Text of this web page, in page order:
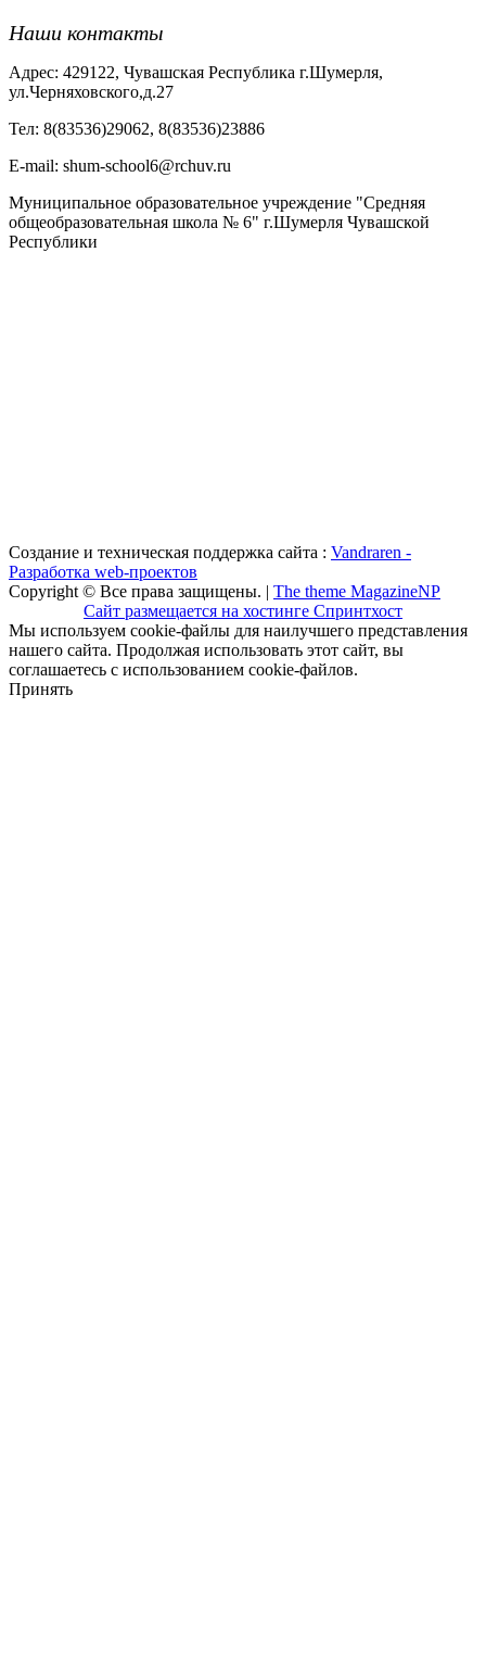
Наши контакты
Адрес: 429122, Чувашская Республика г.Шумерля,
ул.Черняховского,д.27
Тел: 8(83536)29062, 8(83536)23886
Е-mail: shum-school6@rchuv.ru
Муниципальное образовательное учреждение "Средняя
общеобразовательная школа № 6" г.Шумерля Чувашской
Республики
Создание и техническая поддержка сайта : Vandraren -
Разработка web-проектов
Copyright © Все права защищены. | The theme MagazineNP
Сайт размещается на хостинге Спринтхост
Мы используем cookie-файлы для наилучшего представления
нашего сайта. Продолжая использовать этот сайт, вы
соглашаетесь с использованием cookie-файлов.
Принять